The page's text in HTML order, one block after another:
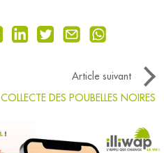
Article suivant
COLLECTE DES POUBELLES NOIRES